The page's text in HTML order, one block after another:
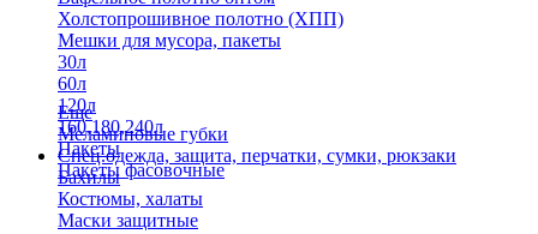
Холстопрошивное полотно (ХПП)
Мешки для мусора, пакеты
30л
60л
120л
160,180,240л
Пакеты
Пакеты фасовочные
Еще
Меламиновые губки
Спец.одежда, защита, перчатки, сумки, рюкзаки
Бахилы
Костюмы, халаты
Маски защитные